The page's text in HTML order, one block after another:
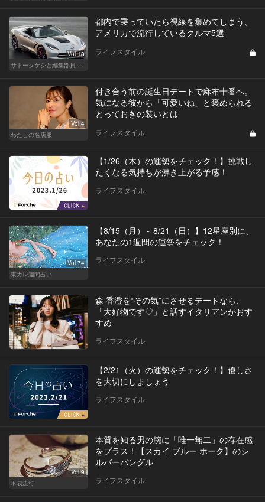
Vol.18
サトータケシと編集部員 船山の"CAR GENTSへの道"
都内で乗っていたら視線を集めてしまう、
アメリカで流行しているクルマ5選
ライフスタイル
Vol.4
わたしの名店服
付き合う前の誕生日デートで麻布十番へ。
気になる彼から「可愛いね」と褒められる
とっておきの装いとは
ライフスタイル
【1/26（木）の運勢をチェック！】挑戦し
たくなる気持ちが沸き上がる予感！
ライフスタイル
Vol.74
東カレ週間占い
【8/15（月）～8/21（日）】12星座別に、
あなたの1週間の運勢をチェック！
ライフスタイル
森 香澄を“その気”にさせるデートなら、
「大好物です♡」と話すイタリアンがおす
すめ
ライフスタイル
【2/21（火）の運勢をチェック！】優しさ
を大切にしましょう
ライフスタイル
Vol.9
不易流行
本質を知る男の腕に「唯一無二」の存在感
をプラス！【スカイ ブルー ホーク】のシ
ルバーバングル
ライフスタイル